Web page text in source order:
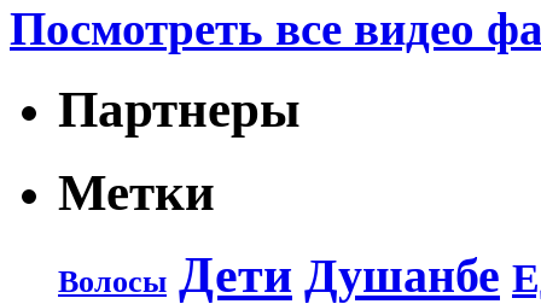
Посмотреть все видео
Партнеры
Метки
Волосы Дети Душанбе